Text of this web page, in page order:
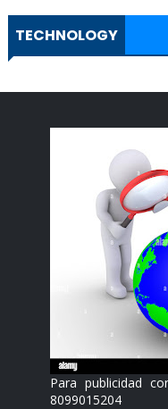
TECHNOLOGY
Para publicidad
8099015204